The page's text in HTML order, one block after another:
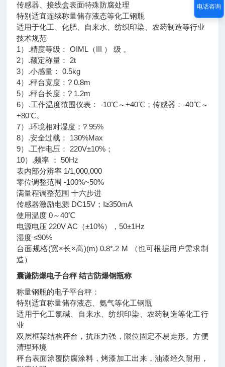
传感器、接线盒表面特殊防腐处理
特别适宜连续称量储存液态等化工钢瓶
适用于化工、化肥、自来水、纺织印染、农药制造等行业
技术规范
1）.精度等级： OIML（III ） 级 。
2）.额定称量： 2t
3）.小感量： 0.5kg
4）.秤台宽度：? 0.8m
5）.秤台长度：? 1.2m
6）.工作温度范围仪表： -10℃～+40℃；传感器：-40℃～
+80℃。
7）.环境相对湿度：? 95%
8）.安全过载： 130%Max
9）.工作电压： 220V±10%；
10）.频率 ： 50Hz
表内部分辨率 1/1,000,000
零位调整范围 -100%~50%
满量程调整范围 十六步进
传感器激励电源 DC15V；Ⅰ≥350mA
使用温度 0～40℃
电源电压 220V AC（±10%），50±1Hz
湿度 ≤90%
台面规格(宽×长×高)(m) 0.8*.2 M （也可根据用户需求制
造）
囊谦防爆电子台秤 结古防爆钢瓶称
称量钢瓶的电子平台秤：
特别适宜称量储存液态、氨气等化工钢瓶
适用于化工氯碱、自来水、纺织印染、农药制造等化工行
业
双层框架结构秤台，抗压力强，限位固定不易走形。方便
清理环境
秤台表面涂覆防腐涂料，烤漆加工出来，油漆经久耐用，
电话咨询